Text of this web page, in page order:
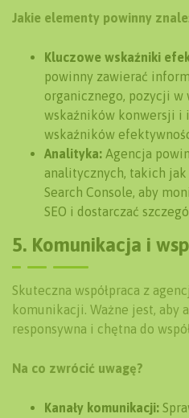
Jakie elementy powinny
Kluczowe wskaźniki
powinny zawierać
organicznego, pozycji w
wskaźników konwersji i
wskaźników
Analityka: Agencja
analitycznych, takich
Search Console, aby
SEO i dostarczać
5. Komunikacja i
Skuteczna współpraca z
komunikacji. Ważne jest, aby
responsywna i chętna do
Na co zwrócić uwagę?
Kanały komunikacji: